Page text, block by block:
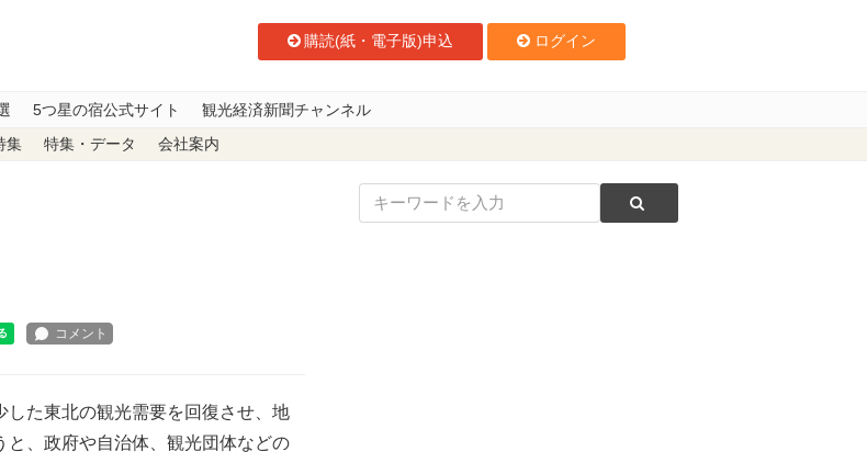
購読(紙・電子版)申込 ログイン
5つ星の宿公式サイト 観光経済新聞チャンネル
集 特集・データ 会社案内
た東北の観光需要を回復させ、地
と、政府や自治体、観光団体などの